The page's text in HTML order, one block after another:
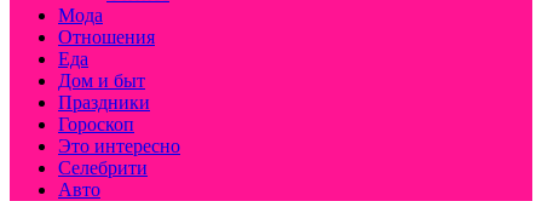
Мода
Отношения
Еда
Дом и быт
Праздники
Гороскоп
Это интересно
Селебрити
Авто